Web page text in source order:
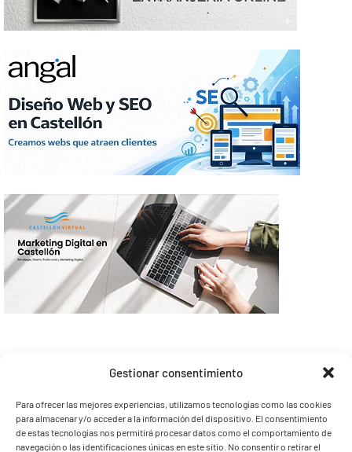
Gestionar consentimiento
Para ofrecer las mejores experiencias, utilizamos tecnologías como las cookies
para almacenar y/o acceder a la información del dispositivo. El consentimiento
de estas tecnologías nos permitirá procesar datos como el comportamiento de
navegación o las identificaciones únicas en este sitio. No consentir o retirar el